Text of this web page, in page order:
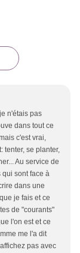
n'étais pas
dans tout ce
c'est vrai,
tenter, se planter,
Au service de
qui sont face à
dans une
je fais et ce
de "courants"
l'on est et ce
me l'a dit
pas avec